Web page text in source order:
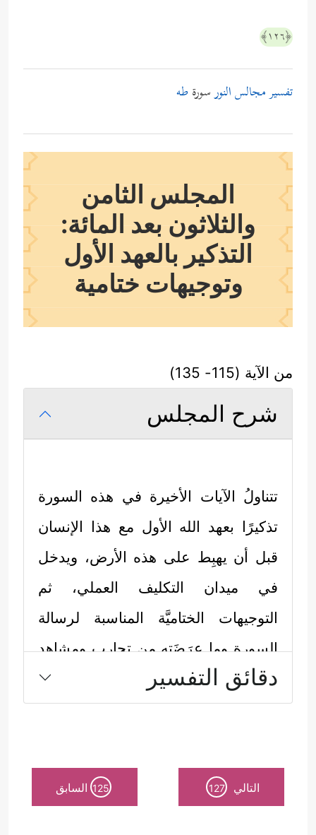
﴿١٢٦﴾
تفسير مجالس النورسورة طه
المجلس الثامن
والثلاثون بعد المائة:
التذكير بالعهد الأول
وتوجيهات ختامية
من الآية (115- 135)
شرح المجلس
تتناولُ الآيات الأخيرة في هذه السورة
تذكيرًا بعهد الله الأول مع هذا الإنسان
قبل أن يهبِط على هذه الأرض، ويدخل
في ميدان التكليف العملي، ثم
التوجيهات الختاميَّة المناسبة لرسالة
السورة وما عرَضَته من تجارب ومشاهد
وأحداث، وكما يأتي:
أولًا: عهِدَ الله لآدم بالخلافة فأسجَدَ له
عَهِدۡنَاۤ إِلَىٰۤ ءَادَمَ مِن قَبۡلُ فَنَسِیَ وَلَمۡ نَجِدۡ لَهُۥ عَزۡمࣰا
﴿١١٥﴾
وَإِذۡ قُلۡنَا لِلۡمَلَـٰۤىِٕكَةِ ٱسۡجُدُواْ لِـَٔادَمَ فَسَجَدُوۤاْ
دقائق التفسير
التالي 127
125 السابق